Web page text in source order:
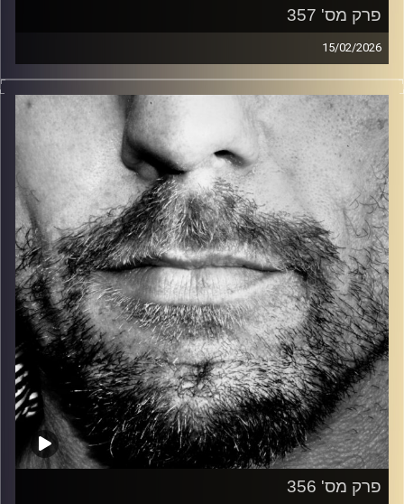
פרק מס' 357
15/02/2026
זיפים, מוזיקה מחוספסת של הופעות חיות. הרבה ג'אם, רוק,
בלוז, bluegrass, ג'אז, Fאנק, פרוגרסיב ואפילו אלקטרוניקה.
כל מה שחי, אמיתי ונושם.
עם שמוליק רגב.
קרדיט תמונות: David Goehring
פרק מס' 356